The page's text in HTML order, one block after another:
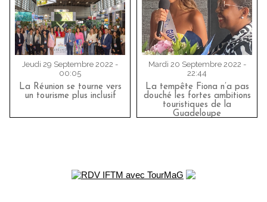
Jeudi 29 Septembre 2022 -
00:05
La Réunion se tourne vers
un tourisme plus inclusif
Mardi 20 Septembre 2022 -
22:44
La tempête Fiona n’a pas
douché les fortes ambitions
touristiques de la
Guadeloupe